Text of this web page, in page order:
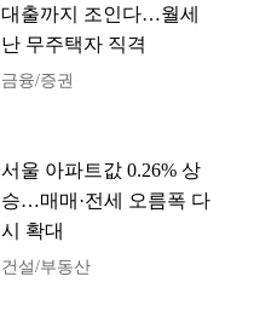
대출까지 조인다…월세
난 무주택자 직격
금융/증권
서울 아파트값 0.26% 상
승…매매·전세 오름폭 다
시 확대
건설/부동산